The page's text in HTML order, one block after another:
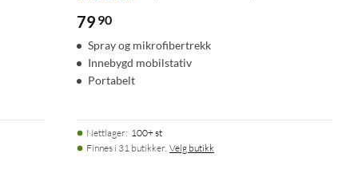
79 90
Spray og mikrofibertrekk
Innebygd mobilstativ
Portabelt
Nettlager: 100+ st
Finnes i 31 butikker. Velg butikk